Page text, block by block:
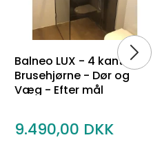
Balneo LUX - 4 kantet
Brusehjørne - Dør og
Væg - Efter mål
9.490,00